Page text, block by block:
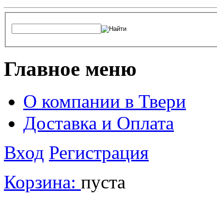
Главное меню
О компании в Твери
Доставка и Оплата
Вход Регистрация
Корзина: пуста